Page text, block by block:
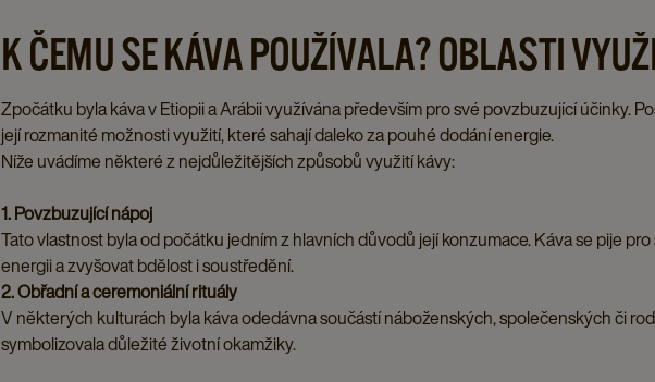
K ČEMU SE KÁVA POUŽÍVALA? OBLASTI
Zpočátku byla káva v Etiopii a Arábii využívána především pro své povzbuzující účinky.
její rozmanité možnosti využití, které sahají daleko za pouhé dodání energie.
Níže uvádíme některé z nejdůležitějších způsobů využití kávy:
1. Povzbuzující nápoj
Tato vlastnost byla od počátku jedním z hlavních důvodů její konzumace. Káva se pije
energii a zvyšovat bdělost i soustředění.
2. Obřadní a ceremoniální rituály
V některých kulturách byla káva odedávna součástí náboženských, společenských či
symbolizovala důležité životní okamžiky.